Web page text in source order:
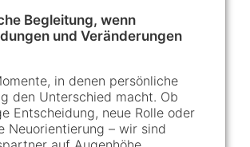
Begleitung, wenn
und Veränderungen
in denen persönliche
den Unterschied macht. Ob
Entscheidung, neue Rolle oder
Neuorientierung – wir sind